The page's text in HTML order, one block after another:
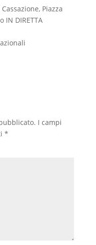
Piazza
IN DIRETTA
I campi
*